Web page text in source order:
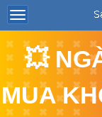
💥
MUA